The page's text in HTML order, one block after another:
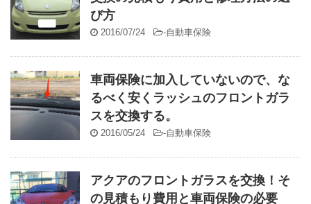
び方
2016/07/24 -自動車保険
車両保険に加入していないので、な
るべく安くラッシュのフロントガラ
スを交換する。
2016/05/24 -自動車保険
アクアのフロントガラスを交換！そ
の見積もり費用と車両保険の必要